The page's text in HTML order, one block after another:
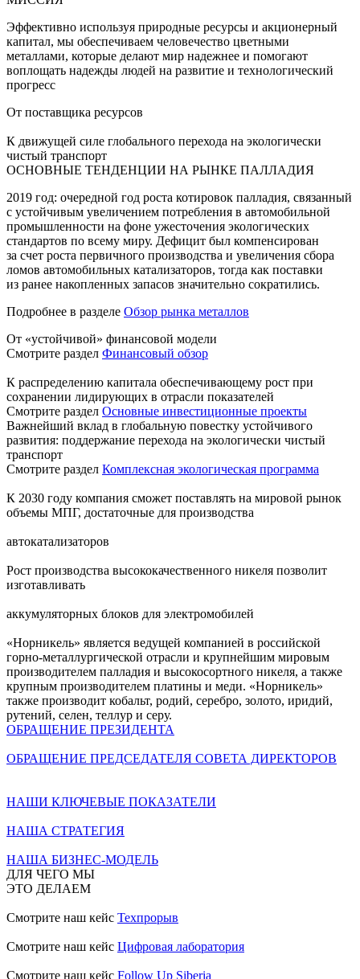
Эффективно используя природные ресурсы и акционерный
капитал, мы обеспечиваем человечество цветными
металлами, которые делают мир надежнее и помогают
воплощать надежды людей на развитие и технологический
прогресс
От поставщика ресурсов
К движущей силе глобального перехода на экологически
чистый транспорт
ОСНОВНЫЕ ТЕНДЕНЦИИ НА РЫНКЕ ПАЛЛАДИЯ
2019 год: очередной год роста котировок палладия, связанный
с устойчивым увеличением потребления в автомобильной
промышленности на фоне ужесточения экологических
стандартов по всему миру. Дефицит был компенсирован
за счет роста первичного производства и увеличения сбора
ломов автомобильных катализаторов, тогда как поставки
из ранее накопленных запасов значительно сократились.
Подробнее в разделе Обзор рынка металлов
От «устойчивой» финансовой модели
Смотрите раздел Финансовый обзор
К распределению капитала обеспечивающему рост при
сохранении лидирующих в отрасли показателей
Смотрите раздел Основные инвестиционные проекты
Важнейший вклад в глобальную повестку устойчивого
развития: поддержание перехода на экологически чистый
транспорт
Смотрите раздел Комплексная экологическая программа
К 2030 году компания сможет поставлять на мировой рынок
объемы МПГ, достаточные для производства
автокатализаторов
Рост производства высококачественного никеля позволит
изготавливать
аккумуляторных блоков для электромобилей
«Норникель» является ведущей компанией в российской
горно-металлургической отрасли и крупнейшим мировым
производителем палладия и высокосортного никеля, а также
крупным производителем платины и меди. «Норникель»
также производит кобальт, родий, серебро, золото, иридий,
рутений, селен, теллур и серу.
ОБРАЩЕНИЕ ПРЕЗИДЕНТА
ОБРАЩЕНИЕ ПРЕДСЕДАТЕЛЯ СОВЕТА ДИРЕКТОРОВ
НАШИ КЛЮЧЕВЫЕ ПОКАЗАТЕЛИ
НАША СТРАТЕГИЯ
НАША БИЗНЕС-МОДЕЛЬ
ДЛЯ ЧЕГО МЫ
ЭТО ДЕЛАЕМ
Смотрите наш кейс Техпрорыв
Смотрите наш кейс Цифровая лаборатория
Смотрите наш кейс Follow Up Siberia